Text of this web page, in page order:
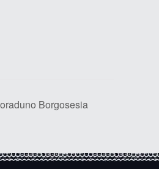
Borgosesia